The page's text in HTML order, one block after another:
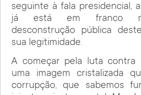
seguinte à fala presidencial,
já está em franco
desconstrução pública
sua legitimidade.
A começar pela luta contra
uma imagem cristalizada
corrupção, que sabemos